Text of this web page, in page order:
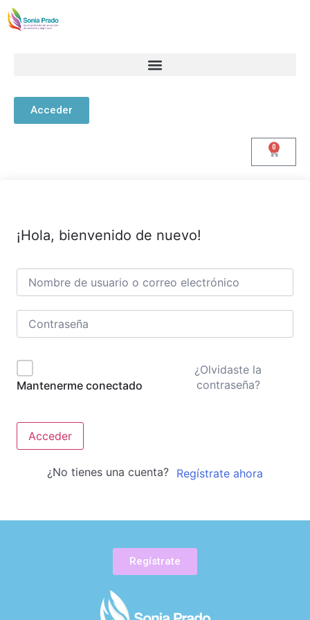
Acceder
0
¡Hola, bienvenido de nuevo!
Mantenerme conectado
¿Olvidaste la
contraseña?
Acceder
¿No tienes una cuenta? Regístrate ahora
Regístrate